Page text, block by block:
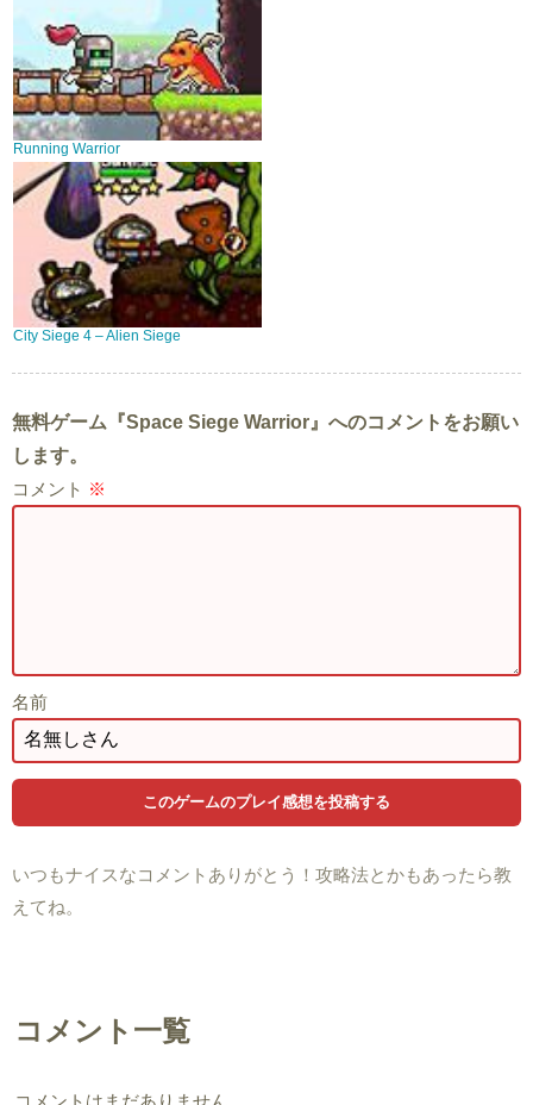
Running Warrior
City Siege 4 – Alien Siege
無料ゲーム『Space Siege Warrior』へのコメントをお願い
します。
コメント ※
名前
いつもナイスなコメントありがとう！攻略法とかもあったら教
えてね。
コメント一覧
コメントはまだありません。